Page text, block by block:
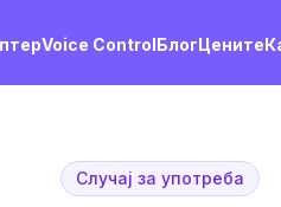
Voice ControlБлогЦените
Случај за употреба